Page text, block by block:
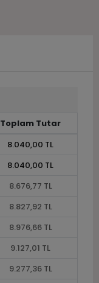
Toplam Tutar
8.040,00 TL
8.040,00 TL
8.676,77 TL
8.827,92 TL
8.976,66 TL
9.127,01 TL
9.277,36 TL